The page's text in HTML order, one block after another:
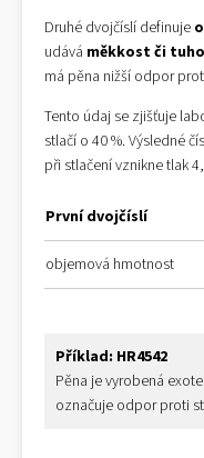
Druhé dvojčíslí definuje
udává měkkost či
má pěna nižší odpor
Tento údaj se zjišťuje
stlačí o 40 %. Výsledné
při stlačení vznikne tlak
První dvojčíslí
objemová hmotnost
Příklad: HR4542
Pěna je vyrobená
označuje odpor proti